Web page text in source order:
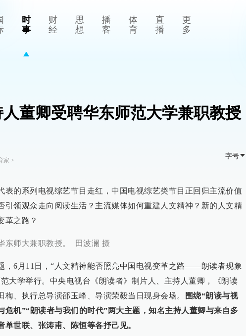
时
事
财
经
思
想
播
客
体
育
直
播
更
多
董卿受聘华东师范大学兼职教授
家 >
字号
表的系列电视综艺节目走红，中国电视综艺类节目正回归主流价值
引领观众走向阅读生活？主流媒体如何重建人文精神？新的人文精
革之路？
东师大兼职教授。 田波澜 摄
，6月11日，“人文精神能否照亮中国电视变革之路——朗读者现象
大学举行。中央电视台《朗读者》制片人、主持人董卿，《朗读
梅、执行总导演邵玉峰、导演荣毅当日现身会场。
围绕“朗读与视
危机”“朗读者与我们的时代”两大主题，知名主持人董卿与来自多
单世联、张涛甫、陈恒等各抒己见。